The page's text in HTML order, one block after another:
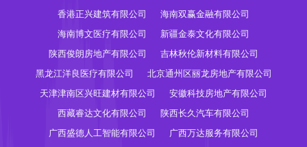
香港正兴建筑有限公司
海南双赢金融有限公司
海南博文医疗有限公司
新疆金泰文化有限公司
陕西俊朗房地产有限公司
吉林秋伦新材料有限公司
黑龙江洋良医疗有限公司
北京通州区丽龙房地产有限公司
天津津南区兴旺建材有限公司
安徽科技房地产有限公司
西藏睿达文化有限公司
陕西长久汽车有限公司
广西盛德人工智能有限公司
广西万达服务有限公司